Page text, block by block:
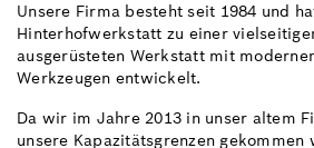
Unsere Firma besteht seit 1984 und
Hinterhofwerkstatt zu einer
ausgerüsteten Werkstatt mit
Werkzeugen entwickelt.
Da wir im Jahre 2013 in unser altem
unsere Kapazitätsgrenzen